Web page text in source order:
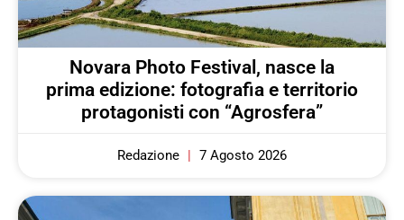
Novara Photo Festival, nasce la
prima edizione: fotografia e territorio
protagonisti con “Agrosfera”
Redazione 7 Agosto 2026